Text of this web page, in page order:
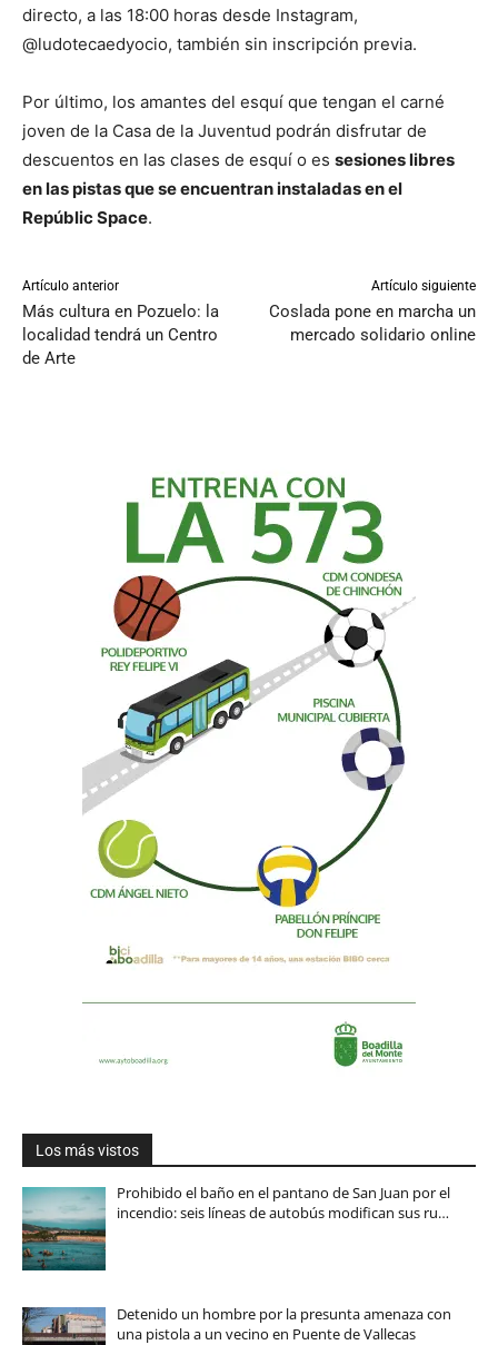
directo, a las 18:00 horas desde Instagram,
@ludotecaedyocio, también sin inscripción previa.
Por último, los amantes del esquí que tengan el carné
joven de la Casa de la Juventud podrán disfrutar de
descuentos en las clases de esquí o es sesiones libres
en las pistas que se encuentran instaladas en el
Repúblic Space.
Artículo anterior
Más cultura en Pozuelo: la
localidad tendrá un Centro
de Arte
Artículo siguiente
Coslada pone en marcha un
mercado solidario online
Los más vistos
Prohibido el baño en el pantano de San Juan por el
incendio: seis líneas de autobús modifican sus ru…
Detenido un hombre por la presunta amenaza con
una pistola a un vecino en Puente de Vallecas